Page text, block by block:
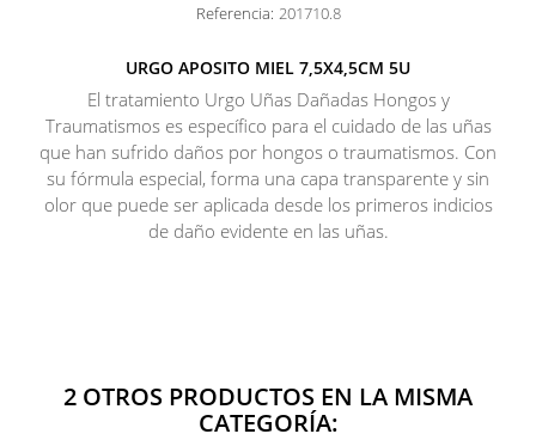
Referencia: 201710.8
URGO APOSITO MIEL 7,5X4,5CM 5U
El tratamiento Urgo Uñas Dañadas Hongos y
Traumatismos es específico para el cuidado de las uñas
que han sufrido daños por hongos o traumatismos. Con
su fórmula especial, forma una capa transparente y sin
olor que puede ser aplicada desde los primeros indicios
de daño evidente en las uñas.
2 OTROS PRODUCTOS EN LA MISMA
CATEGORÍA: